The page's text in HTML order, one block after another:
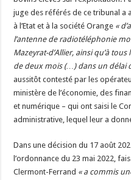
juge des référés de ce tribunal a
à l’Etat et à la société Orange «
l’antenne de radiotéléphonie
Mazeyrat-d’Allier, ainsi qu’à
de deux mois (…) dans un délai
aussitôt contesté par les
ministère de l’économie, des
et numérique – qui ont saisi le
administrative, lequel leur a
Dans une décision du 17 août
l’ordonnance du 23 mai 2022,
Clermont-Ferrand « a commis